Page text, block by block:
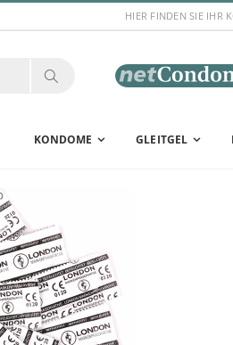
HIER FINDEN SIE IHR
KONDOME GLEITGEL